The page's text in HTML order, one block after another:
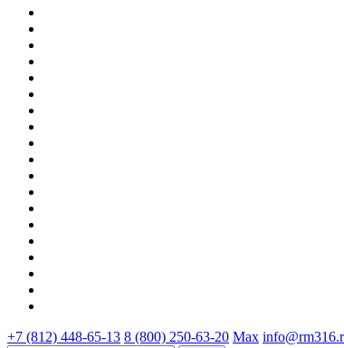
+7 (812) 448-65-13 8 (800) 250-63-20 Max